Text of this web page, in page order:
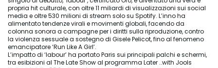
propria hit culturale, con oltre 11 miliardi di visualizzazioni sui social
media e oltre 530 milioni di stream solo su Spotify. L’inno ha
alimentato tendenze virali e movimenti globali, facendo da
colonna sonora a campagne per i diritti sulla riproduzione, contro
la violenza sessuale a sostegno di Gisele Pelicot, fino al fenomeno
emancipatore ‘Run Like A Girl’.
L’impatto di ‘labour’ ha portato Paris sui principali palchi e schermi,
tra esibizioni al The Late Show al programma Later ..with Jools